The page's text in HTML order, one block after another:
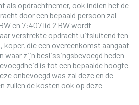
als opdrachtnemer, ook indien het de
door een bepaald persoon zal
en 7:407 lid 2 BW wordt
verstrekte opdracht uitsluitend ten
die een overeenkomst aangaat
waar zijn beslissingsbevoegd heden
is tot een bepaalde hoogte
onbevoegd was zal deze en de
zullen de kosten ook op deze